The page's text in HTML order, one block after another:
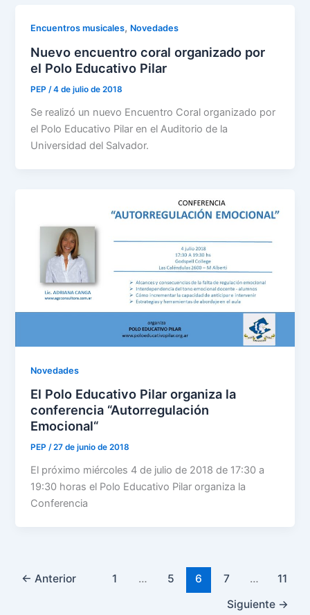
Encuentros musicales, Novedades
Nuevo encuentro coral organizado por
el Polo Educativo Pilar
PEP/4 de julio de 2018
Se realizó un nuevo Encuentro Coral organizado por
el Polo Educativo Pilar en el Auditorio de la
Universidad del Salvador.
Novedades
El Polo Educativo Pilar organiza la
conferencia “Autorregulación
Emocional“
PEP/27 de junio de 2018
El próximo miércoles 4 de julio de 2018 de 17:30 a
19:30 horas el Polo Educativo Pilar organiza la
Conferencia
← Anterior 1 … 5 6 7 …
11
Siguiente →